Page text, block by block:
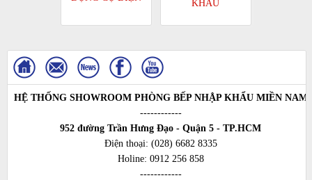
KHẨU
HỆ THỐNG SHOWROOM PHÒNG BẾP NHẬP KHẨU MIỀN NAM
------------
952 đường Trần Hưng Đạo - Quận 5 - TP.HCM
Điện thoại: (028) 6682 8335
Holine: 0912 256 858
------------